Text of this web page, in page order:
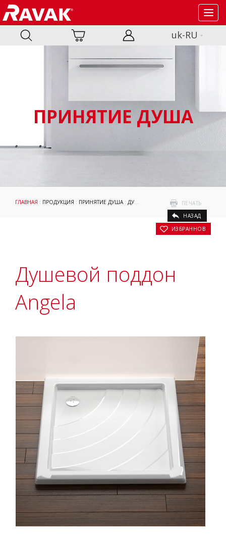
uk-RU
ПРИНЯТИЕ ДУША
ПЕЧАТЬ
НАЗАД
В ИЗБРАННОЕ
ГЛАВНАЯ : ПРОДУКЦИЯ : ПРИНЯТИЕ ДУША: ДУШЕВЫЕ ПОДДОНЫ : KASKADA
Душевой поддон
Angela